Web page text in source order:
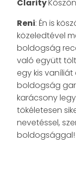
Clarity
Reni: Én is
közeledtével
boldogság
való együtt
egy kis
boldogság
karácsony
tökéletesen
nevetéssel,
boldogsággal!